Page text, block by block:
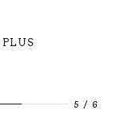
6 / 6